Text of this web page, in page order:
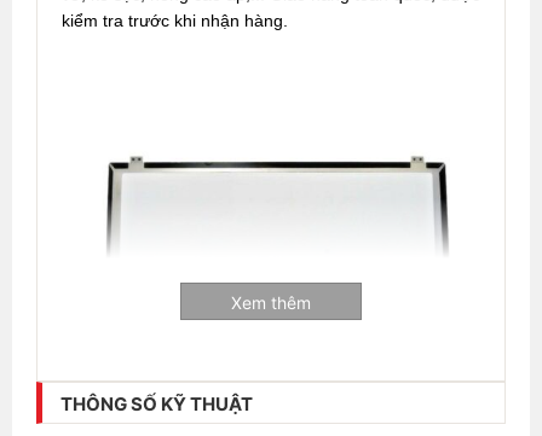
kiểm tra trước khi nhận hàng.
Xem thêm
THÔNG SỐ KỸ THUẬT